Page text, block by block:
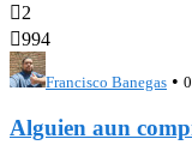
2
994
Francisco Banegas •
Alguien aun